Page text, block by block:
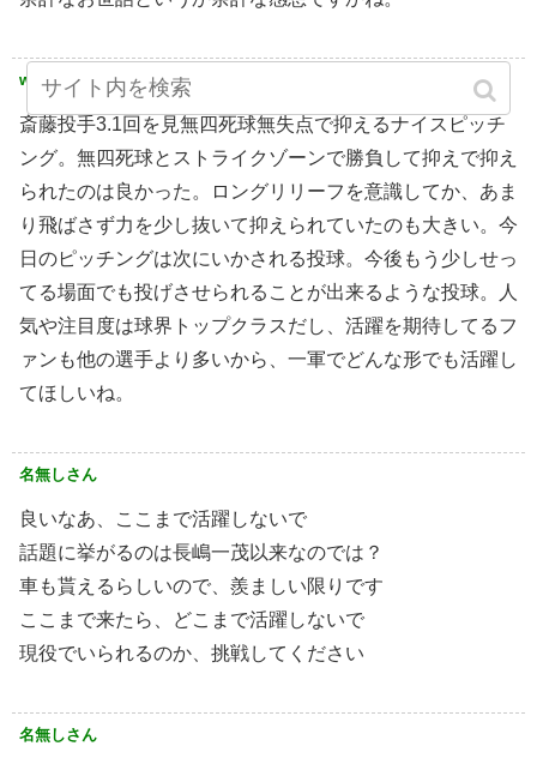
www
斎藤投手3.1回を見無四死球無失点で抑えるナイスピッチ
ング。無四死球とストライクゾーンで勝負して抑えで抑え
られたのは良かった。ロングリリーフを意識してか、あま
り飛ばさず力を少し抜いて抑えられていたのも大きい。今
日のピッチングは次にいかされる投球。今後もう少しせっ
てる場面でも投げさせられることが出来るような投球。人
気や注目度は球界トップクラスだし、活躍を期待してるフ
ァンも他の選手より多いから、一軍でどんな形でも活躍し
てほしいね。
名無しさん
良いなあ、ここまで活躍しないで
話題に挙がるのは長嶋一茂以来なのでは？
車も貰えるらしいので、羨ましい限りです
ここまで来たら、どこまで活躍しないで
現役でいられるのか、挑戦してください
名無しさん